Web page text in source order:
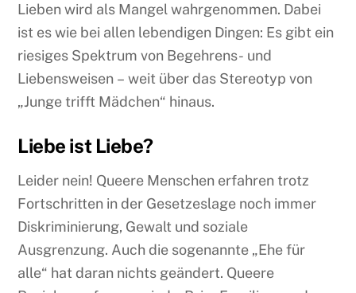
Lieben wird als Mangel wahrgenommen. Dabei
ist es wie bei allen lebendigen Dingen: Es gibt ein
riesiges Spektrum von Begehrens- und
Liebensweisen – weit über das Stereotyp von
„Junge trifft Mädchen“ hinaus.
Liebe ist Liebe?
Leider nein! Queere Menschen erfahren trotz
Fortschritten in der Gesetzeslage noch immer
Diskriminierung, Gewalt und soziale
Ausgrenzung. Auch die sogenannte „Ehe für
alle“ hat daran nichts geändert. Queere